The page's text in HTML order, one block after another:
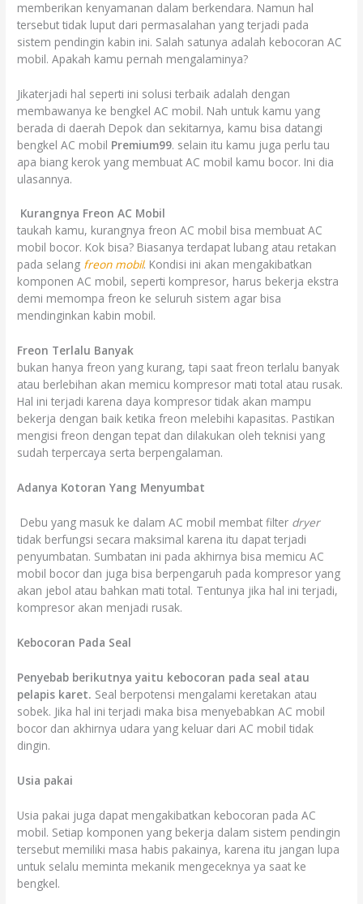
memberikan kenyamanan dalam berkendara. Namun hal
tersebut tidak luput dari permasalahan yang terjadi pada
sistem pendingin kabin ini. Salah satunya adalah kebocoran AC
mobil. Apakah kamu pernah mengalaminya?
Jikaterjadi hal seperti ini solusi terbaik adalah dengan
membawanya ke bengkel AC mobil. Nah untuk kamu yang
berada di daerah Depok dan sekitarnya, kamu bisa datangi
bengkel AC mobil Premium99. selain itu kamu juga perlu tau
apa biang kerok yang membuat AC mobil kamu bocor. Ini dia
ulasannya.
Kurangnya Freon AC Mobil
taukah kamu, kurangnya freon AC mobil bisa membuat AC
mobil bocor. Kok bisa? Biasanya terdapat lubang atau retakan
pada selang freon mobil. Kondisi ini akan mengakibatkan
komponen AC mobil, seperti kompresor, harus bekerja ekstra
demi memompa freon ke seluruh sistem agar bisa
mendinginkan kabin mobil.
Freon Terlalu Banyak
bukan hanya freon yang kurang, tapi saat freon terlalu banyak
atau berlebihan akan memicu kompresor mati total atau rusak.
Hal ini terjadi karena daya kompresor tidak akan mampu
bekerja dengan baik ketika freon melebihi kapasitas. Pastikan
mengisi freon dengan tepat dan dilakukan oleh teknisi yang
sudah terpercaya serta berpengalaman.
Adanya Kotoran Yang Menyumbat
Debu yang masuk ke dalam AC mobil membat filter dryer
tidak berfungsi secara maksimal karena itu dapat terjadi
penyumbatan. Sumbatan ini pada akhirnya bisa memicu AC
mobil bocor dan juga bisa berpengaruh pada kompresor yang
akan jebol atau bahkan mati total. Tentunya jika hal ini terjadi,
kompresor akan menjadi rusak.
Kebocoran Pada Seal
Penyebab berikutnya yaitu kebocoran pada seal atau
pelapis karet. Seal berpotensi mengalami keretakan atau
sobek. Jika hal ini terjadi maka bisa menyebabkan AC mobil
bocor dan akhirnya udara yang keluar dari AC mobil tidak
dingin.
Usia pakai
Usia pakai juga dapat mengakibatkan kebocoran pada AC
mobil. Setiap komponen yang bekerja dalam sistem pendingin
tersebut memiliki masa habis pakainya, karena itu jangan lupa
untuk selalu meminta mekanik mengeceknya ya saat ke
bengkel.